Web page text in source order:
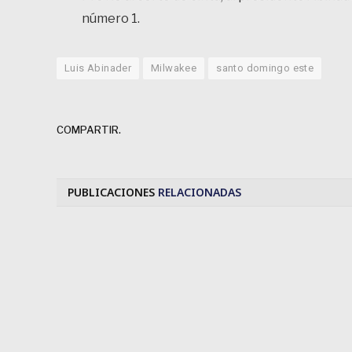
número 1.
Luis Abinader Milwakee santo domingo este
COMPARTIR.
PUBLICACIONES RELACIONADAS